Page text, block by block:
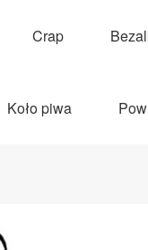
Crap
Koło piwa